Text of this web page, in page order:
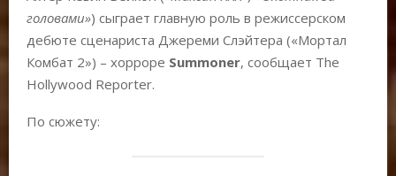
Ю
головами») сыграет главную роль в режиссерском
дебюте сценариста Джереми Слэйтера («Мортал
Комбат 2») – хорроре Summoner, сообщает The
Hollywood Reporter.
По сюжету: